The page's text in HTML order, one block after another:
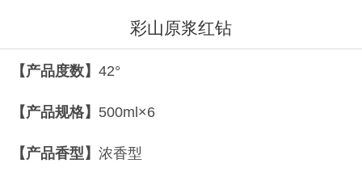
彩山原浆红钻
【产品度数】 42°
【产品规格】 500ml×6
【产品香型 】 浓香型